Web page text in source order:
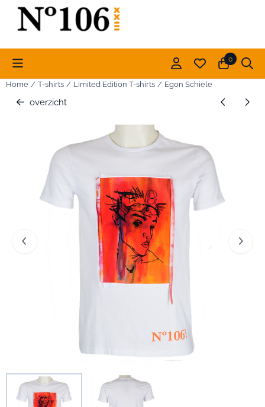
Cookievoorkeuren zijn momenteel gesloten.
0
Home / T-shirts / Limited Edition T-shirts / Egon Schiele
overzicht